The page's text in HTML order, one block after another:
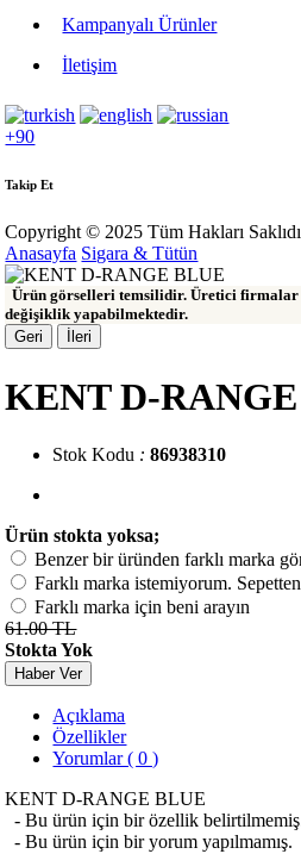
Kampanyalı Ürünler
İletişim
+90
Takip Et
Copyright © 2025 Tüm Hakları
Anasayfa Sigara & Tütün
Ürün görselleri temsilidir. Üretici firmalar
değişiklik yapabilmektedir.
Geri
İleri
KENT D-
Stok Kodu : 86938310
Ürün stokta yoksa;
Benzer bir üründen farklı marka
Farklı marka istemiyorum. Sepetten
Farklı marka için beni arayın
61.00 TL
Stokta Yok
Haber Ver
Açıklama
Özellikler
Yorumlar ( 0 )
KENT D-RANGE BLUE
- Bu ürün için bir özellik
- Bu ürün için bir yorum yapılmamış.